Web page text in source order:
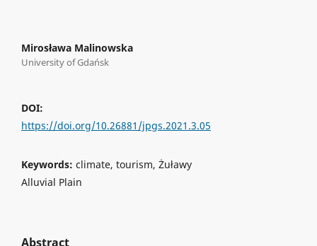
Mirosława Malinowska
University of Gdańsk
DOI:
https://doi.org/10.26881/jpgs.2021.3.05
Keywords: climate, tourism, Żuławy
Alluvial Plain
Abstract